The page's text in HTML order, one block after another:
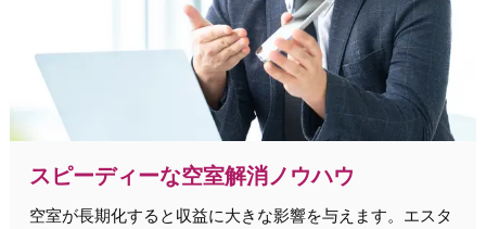
スピーディーな空室解消ノウハウ
空室が長期化すると収益に大きな影響を与えます。エスタ